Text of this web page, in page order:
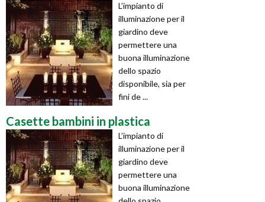
L’impianto di
illuminazione per il
giardino deve
permettere una
buona illuminazione
dello spazio
disponibile, sia per
fini de ...
Casette bambini in plastica
L’impianto di
illuminazione per il
giardino deve
permettere una
buona illuminazione